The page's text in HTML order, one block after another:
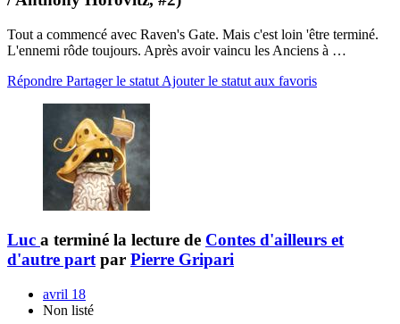
Tout a commencé avec Raven's Gate. Mais c'est loin 'être terminé.
L'ennemi rôde toujours. Après avoir vaincu les Anciens à …
Répondre Partager le statut Ajouter le statut aux favoris
Luc a terminé la lecture de Contes d'ailleurs et
d'autre partpar Pierre Gripari
avril 18
Non listé